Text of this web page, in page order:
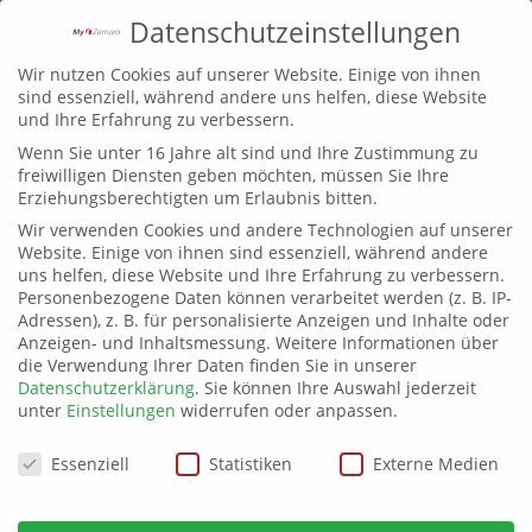
VITALIS Plauen 2020
Alles rund um die Gesundheit & Wellness
erfahren Sie auf der Messe VITALIS Plauen.
Über 50 Aussteller präsentieren Produkte
und Dienstleistungen für Gesundheit,
Vorsorge, Fitness und Ernährung, Beauty und
Tourismus, Aus- und Weiterbildung im
Datenschutzeinstellungen
Wir nutzen Cookies auf unserer Website. Einige von ihnen
sind essenziell, während andere uns helfen, diese Website
und Ihre Erfahrung zu verbessern.
Wenn Sie unter 16 Jahre alt sind und Ihre Zustimmung zu
freiwilligen Diensten geben möchten, müssen Sie Ihre
Erziehungsberechtigten um Erlaubnis bitten.
Wir verwenden Cookies und andere Technologien auf unserer
Website. Einige von ihnen sind essenziell, während andere
uns helfen, diese Website und Ihre Erfahrung zu verbessern.
Personenbezogene Daten können verarbeitet werden (z. B. IP-
Adressen), z. B. für personalisierte Anzeigen und Inhalte oder
Anzeigen- und Inhaltsmessung. Weitere Informationen über
die Verwendung Ihrer Daten finden Sie in unserer
Datenschutzerklärung. Sie können Ihre Auswahl jederzeit
unter Einstellungen widerrufen oder anpassen.
Datenschutzeinstellungen
Essenziell Statistiken Externe Medien